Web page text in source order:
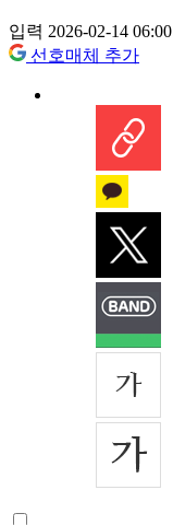
입력 2026-02-14 06:00
선호매체 추가